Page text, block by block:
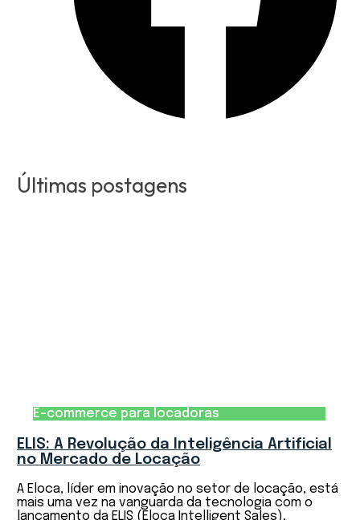
Últimas postagens
E-commerce para locadoras
ELIS: A Revolução da Inteligência Artificial
no Mercado de Locação
A Eloca, líder em inovação no setor de locação, está
mais uma vez na vanguarda da tecnologia com o
lançamento da ELIS (Eloca Intelligent Sales),